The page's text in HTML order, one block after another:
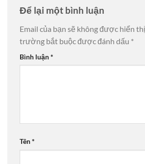
Để lại một bình luận
Email của bạn sẽ không được hiển thị
trường bắt buộc được đánh dấu *
Bình luận*
Tên*